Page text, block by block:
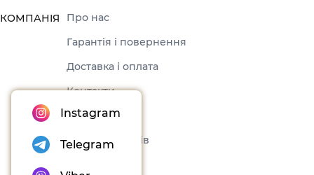
КОМПАНІЯ
Про нас
Гарантія і повернення
Доставка і оплата
Контакти
Оферта
Набори товарів
Instagram
Telegram